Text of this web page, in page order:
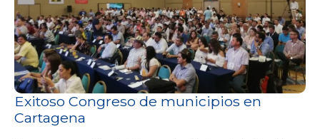
Exitoso Congreso de municipios en
Cartagena